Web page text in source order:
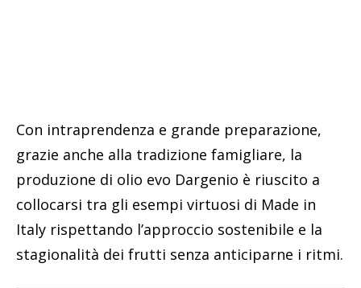
Con intraprendenza e grande preparazione,
grazie anche alla tradizione famigliare, la
produzione di olio evo Dargenio è riuscito a
collocarsi tra gli esempi virtuosi di Made in
Italy rispettando l’approccio sostenibile e la
stagionalità dei frutti senza anticiparne i ritmi.